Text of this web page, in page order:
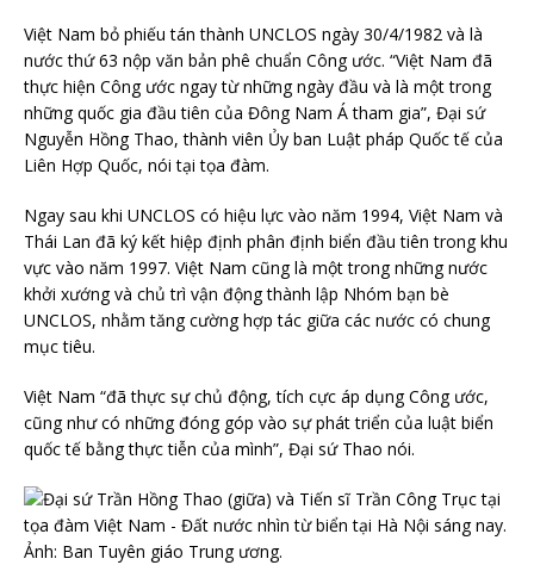
Việt Nam bỏ phiếu tán thành UNCLOS ngày 30/4/1982 và là
nước thứ 63 nộp văn bản phê chuẩn Công ước. “Việt Nam đã
thực hiện Công ước ngay từ những ngày đầu và là một trong
những quốc gia đầu tiên của Đông Nam Á tham gia”, Đại sứ
Nguyễn Hồng Thao, thành viên Ủy ban Luật pháp Quốc tế của
Liên Hợp Quốc, nói tại tọa đàm.
Ngay sau khi UNCLOS có hiệu lực vào năm 1994, Việt Nam và
Thái Lan đã ký kết hiệp định phân định biển đầu tiên trong khu
vực vào năm 1997. Việt Nam cũng là một trong những nước
khởi xướng và chủ trì vận động thành lập Nhóm bạn bè
UNCLOS, nhằm tăng cường hợp tác giữa các nước có chung
mục tiêu.
Việt Nam “đã thực sự chủ động, tích cực áp dụng Công ước,
cũng như có những đóng góp vào sự phát triển của luật biển
quốc tế bằng thực tiễn của mình”, Đại sứ Thao nói.